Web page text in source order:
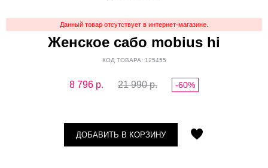
Данный товар отсутствует в интернет-магазине.
Женское сабо mobius hi
КОД ТОВАРА: 125455
8 796 р. 21 990 р. -60%
ДОБАВИТЬ В КОРЗИНУ